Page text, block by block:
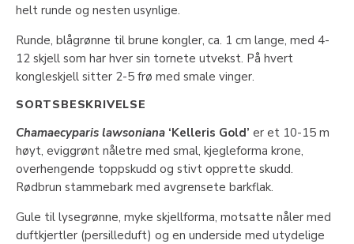
helt runde og nesten usynlige.
Runde, blågrønne til brune kongler, ca. 1 cm lange, med 4-
12 skjell som har hver sin tornete utvekst. På hvert
kongleskjell sitter 2-5 frø med smale vinger.
SORTSBESKRIVELSE
Chamaecyparis lawsoniana ‘Kelleris Gold’ er et 10-15 m
høyt, eviggrønt nåletre med smal, kjegleforma krone,
overhengende toppskudd og stivt opprette skudd.
Rødbrun stammebark med avgrensete barkflak.
Gule til lysegrønne, myke skjellforma, motsatte nåler med
duftkjertler (persilleduft) og en underside med utydelige